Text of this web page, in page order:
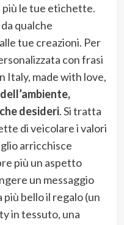
più le tue etichette.
qualche
tue creazioni. Per
con frasi
Italy, made with love,
desideri. Si tratta
di veicolare i valori
arricchisce
più un aspetto
un messaggio
bello il regalo (un
in tessuto, una